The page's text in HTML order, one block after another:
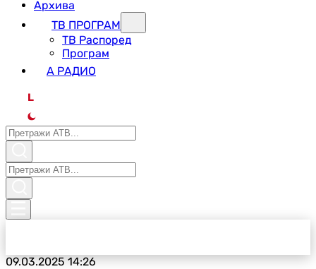
Архива
ТВ ПРОГРАМ
ТВ Распоред
Програм
А РАДИО
L
09.03.202514:26